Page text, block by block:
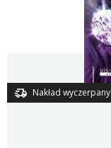
Nakład wyczerpany